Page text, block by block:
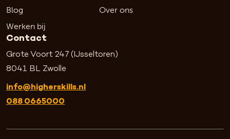
Blog
Over ons
Werken bij
Contact
Grote Voort 247 (IJsseltoren)
8041 BL Zwolle
info@higherskills.nl
088 0665000